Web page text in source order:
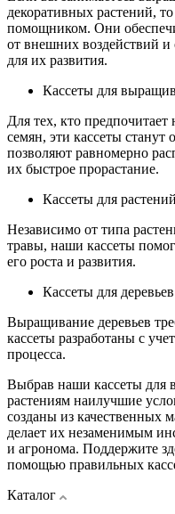
декоративных растений,
помощником. Они
от внешних воздействий и
для их развития.
Кассеты для
Для тех, кто
семян, эти кассеты
позволяют равномерно
их быстрое прорастание.
Кассеты для растений
Независимо от типа
травы, наши кассеты
его роста и развития.
Кассеты для деревьев
Выращивание деревьев
кассеты разработаны с
процесса.
Выбрав наши кассеты для
растениям наилучшие
созданы из качественных
делает их незаменимым
и агронома. Поддержите
помощью правильных
Каталог